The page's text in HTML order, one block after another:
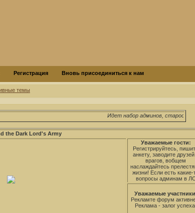
Регистрация Вновь присоединиться к нам
темы
Идет набор админов, старосты
the Dark Lord's Army
Уважаемые гости:
Регистрируйтесь,
анкету, заводите
врагов, вобщем
наслаждайтесь
жизни! Если есть какие-
вопросы админам в
Уважаемые
Рекламте форум
Реклама - залог успеха.